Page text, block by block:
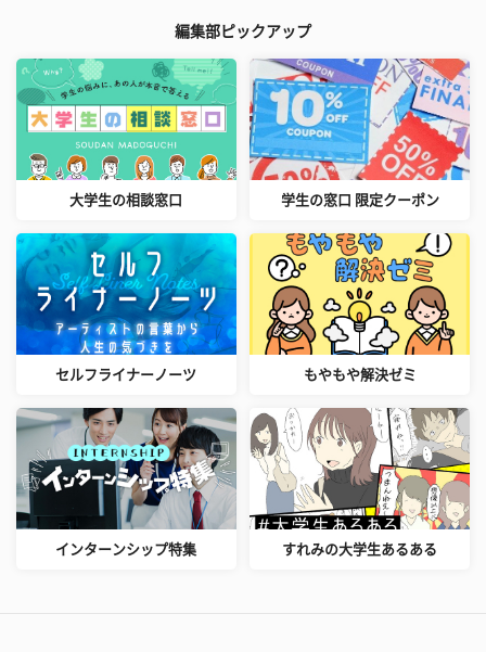
編集部ピックアップ
大学生の相談窓口 学生の窓口 限定クーポン
セルフライナーノーツ もやもや解決ゼミ
インターンシップ特集 すれみの大学生あるある